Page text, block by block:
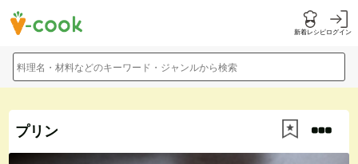
新着レシピログイン
料理名・材料などのキーワード・ジャンルから検索
プリン